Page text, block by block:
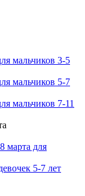
мальчиков 3-5
мальчиков 5-7
мальчиков 7-11
марта для
5-7 лет